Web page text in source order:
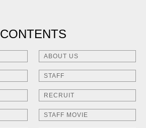
CONTENTS
ABOUT US
STAFF
RECRUIT
STAFF MOVIE